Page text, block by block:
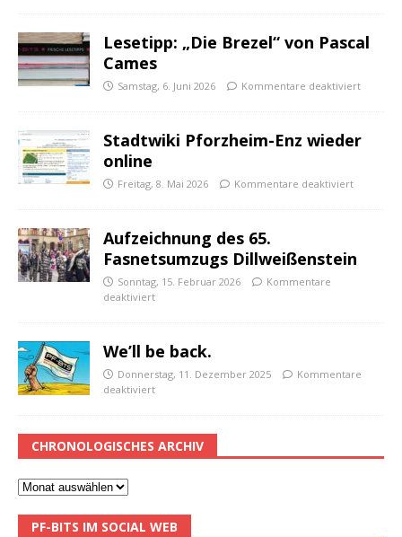
Lesetipp: „Die Brezel“ von Pascal
Cames
Samstag, 6. Juni 2026 Kommentare deaktiviert
Stadtwiki Pforzheim-Enz wieder
online
Freitag, 8. Mai 2026 Kommentare deaktiviert
Aufzeichnung des 65.
Fasnetsumzugs Dillweißenstein
Sonntag, 15. Februar 2026
Kommentare
deaktiviert
We’ll be back.
Donnerstag, 11. Dezember 2025
Kommentare
deaktiviert
CHRONOLOGISCHES ARCHIV
PF-BITS IM SOCIAL WEB